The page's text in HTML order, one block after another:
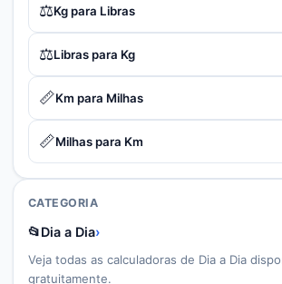
⚖️Kg para Libras
⚖️Libras para Kg
📏Km para Milhas
📏Milhas para Km
CATEGORIA
📂Dia a Dia›
Veja todas as calculadoras de Dia a Dia
gratuitamente.